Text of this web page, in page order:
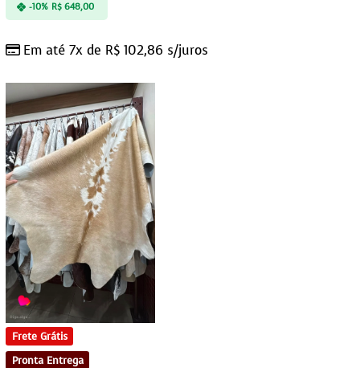
Em até 7x de R$ 102,86 s/juros
-10% R$648,00
Frete Grátis
Pronta Entrega